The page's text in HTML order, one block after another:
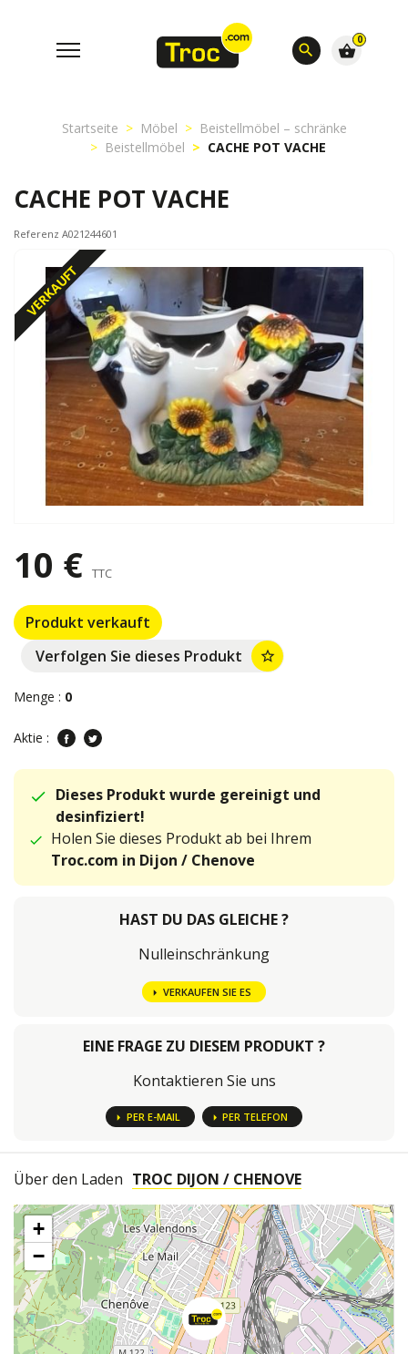
search
0
shopping_basket
Startseite Möbel
Beistellmöbel – schränke
Beistellmöbel
CACHE POT VACHE
CACHE POT VACHE
Referenz A021244601
VERKAUFT
10 € TTC
Produkt verkauft
Verfolgen Sie dieses Produkt
star_border
Menge : 0
Aktie :
Dieses Produkt wurde gereinigt und
desinfiziert!
Holen Sie dieses Produkt ab bei Ihrem
Troc.com in Dijon / Chenove
HAST DU DAS GLEICHE ?
Nulleinschränkung
VERKAUFEN SIE ES
EINE FRAGE ZU DIESEM PRODUKT ?
Kontaktieren Sie uns
PER E-MAIL PER TELEFON
Über den Laden TROC DIJON / CHENOVE
+
−